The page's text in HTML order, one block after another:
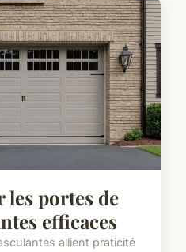
portes de
efficaces
allient praticité